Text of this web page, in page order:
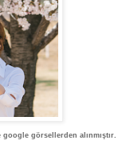
görsellerden alınmıştır.